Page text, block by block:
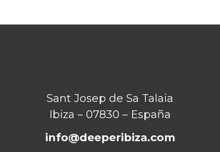
Sant Josep de Sa Talaia
Ibiza – 07830 – España
info@deeperibiza.com